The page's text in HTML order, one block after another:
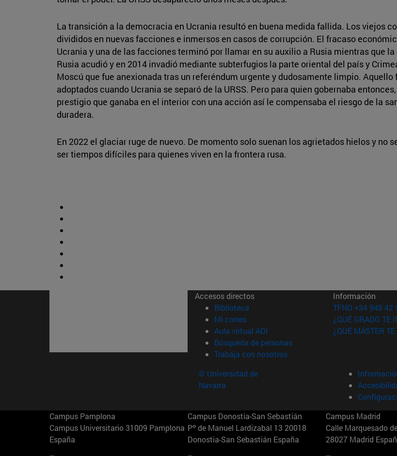
La transición a la democracia en Ucrania resultó en buena medida fallida. Los viejos
divididos en nuevas facciones e inmersos en casos de corrupción. El fracaso
Ucrania y una de las facciones terminó por llamar en su auxilio a Rusia mientras que
Rusia acudió y en 2014 invadió mediante subterfugios la parte oriental del país y
Moscú que fue anexionada tras un referéndum urgente y dudosamente limpio.
adoptados cuando Ucrania se separó de la URSS. Pero para quien gobernaba
prestigio que ganaba en el interior con una acción así le compensaba el riesgo de la
duradera.
En 2022 el glaciar ruge de nuevo. De momento solo suenan los agrietados hielos y no
ser tiempos difíciles para quienes viven en la frontera rusa.
Accesos directos
Biblioteca (abre en nueva ventana)
Mi correo(abre en nueva ventana)
Aula virtual ADI (abre en nueva ventana)
Búsqueda de personas(abre en nueva ventana)
Trabaja con nosotros(abre en nueva ventana)
Información
TFNO +34 948 42
¿QUÉ GRADO TE
¿QUÉ MÁSTER
© Universidad de
Navarra
Campus Pamplona
Campus Universitario 31009 Pamplona
España
Campus Donostia-San Sebastián
Pº de Manuel Lardizabal 13 20018
Donostia-San Sebastián España
Campus Madrid
Calle Marquesado
28027 Madrid